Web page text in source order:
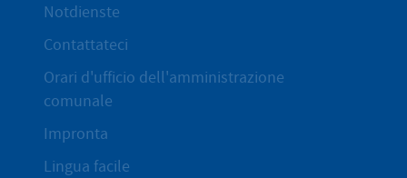
Notdienste
Contattateci
Orari d'ufficio dell'amministrazione
comunale
Impronta
Lingua facile